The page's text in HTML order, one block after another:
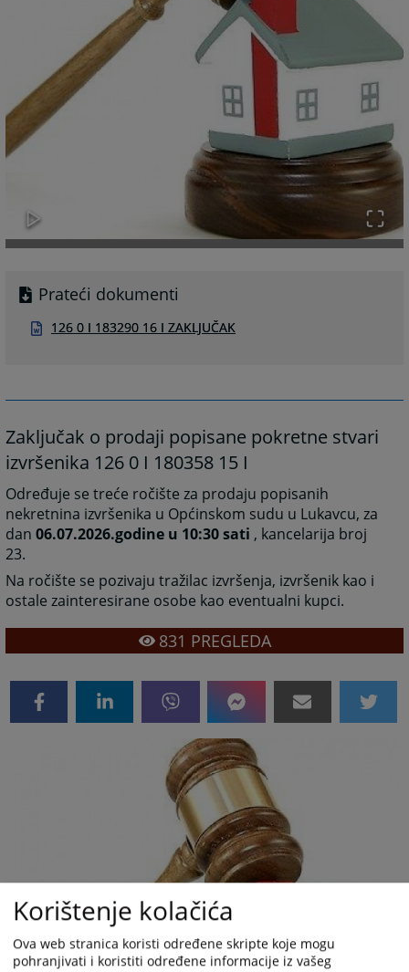
Prateći dokumenti
126 0 I 183290 16 I ZAKLJUČAK
Zaključak o prodaji popisane pokretne stvari
izvršenika 126 0 I 180358 15 I
Određuje se treće ročište za prodaju popisanih
nekretnina izvršenika u Općinskom sudu u Lukavcu, za
dan06.07.2026.godine u 10:30 sati , kancelarija broj
23.
Na ročište se pozivaju tražilac izvršenja, izvršenik kao i
ostale zainteresirane osobe kao eventualni kupci.
831 PREGLEDA
Korištenje kolačića
Ova web stranica koristi određene skripte koje mogu
pohranjivati i koristiti određene informacije iz vašeg